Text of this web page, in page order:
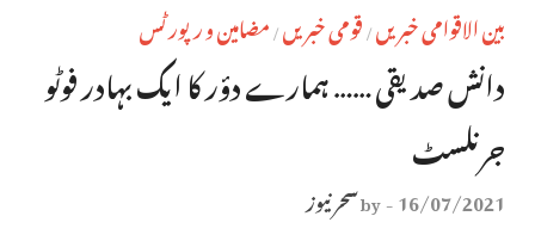
بین الاقوامی خبریں / قومی خبریں / مضامین و رپورٹس
دانش صدیقی …… ہمارے دؤر کا ایک بہادر فوٹو
جرنلسٹ
16/07/2021
-
byسحر نیوز